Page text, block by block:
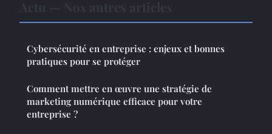
Cybersécurité en entreprise : enjeux et bonnes
pratiques pour se protéger
Comment mettre en œuvre une stratégie de
marketing numérique efficace pour votre
entreprise ?